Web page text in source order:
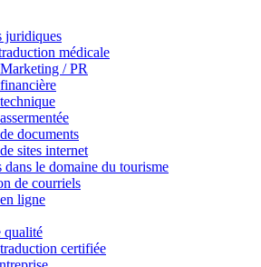
juridiques
médicale
/ PR
documents
sites internet
dans le domaine du tourisme
de courriels
ligne
qualité
certifiée